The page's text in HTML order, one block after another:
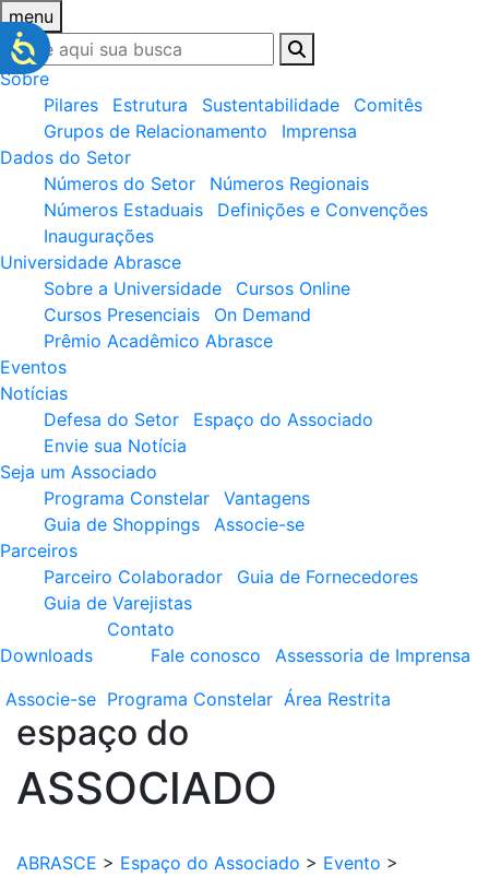
menu
Sobre
Pilares
Estrutura Sustentabilidade
Comitês
Grupos de Relacionamento
Imprensa
Dados do Setor
Números do Setor
Números Regionais
Números Estaduais
Definições e Convenções
Inaugurações
Universidade Abrasce
Sobre a Universidade
Cursos Online
Cursos Presenciais
On Demand
Prêmio Acadêmico Abrasce
Eventos
Notícias
Defesa do Setor
Espaço do Associado
Envie sua Notícia
Seja um Associado
Programa Constelar
Vantagens
Guia de Shoppings
Associe-se
Parceiros
Parceiro Colaborador
Guia de Fornecedores
Guia de Varejistas
Downloads
Contato
Fale conosco
Assessoria de Imprensa
Associe-se Programa Constelar Área Restrita
espaço do
ASSOCIADO
ABRASCE > Espaço do Associado > Evento >